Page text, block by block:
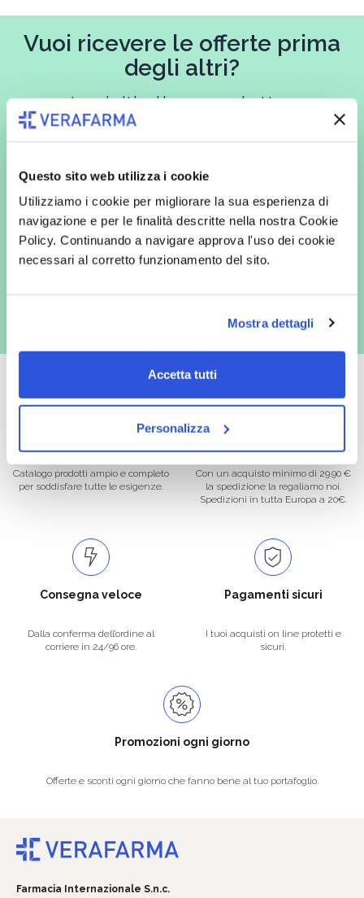
Questo sito web utilizza i cookie
Utilizziamo i cookie per migliorare la sua esperienza di
navigazione e per le finalità descritte nella nostra Cookie
Policy. Continuando a navigare approva l'uso dei cookie
necessari al corretto funzionamento del sito.
Mostra dettagli
Accetta tutti
Personalizza
Vuoi ricevere le offerte prima
degli altri?
Iscriviti alla newsletter
redatta ai sensi del Regolamento EU 2016/679, acconsento
espressamente al trattamento dei miei dati personali per finalità
commerciali da parte di Verafarma, tra cui invio di comunicazioni
marketing (con modalità telematiche - quali ad es. newsletter ed e-mail
con inviti e comunicazioni commerciali - e modalità tradizionali, quali ad
es. posta cartacea)
Oltre 50.000 prodotti
Catalogo prodotti ampio e completo
per soddisfare tutte le esigenze.
Spedizione gratuita
Con un acquisto minimo di 29.90 €
la spedizione la regaliamo noi.
Spedizioni in tutta Europa a 20€.
Consegna veloce
Dalla conferma dell’ordine al
corriere in 24/96 ore.
Pagamenti sicuri
I tuoi acquisti on line protetti e
sicuri.
Promozioni ogni giorno
Offerte e sconti ogni giorno che fanno bene al tuo portafoglio.
Farmacia Internazionale S.n.c.